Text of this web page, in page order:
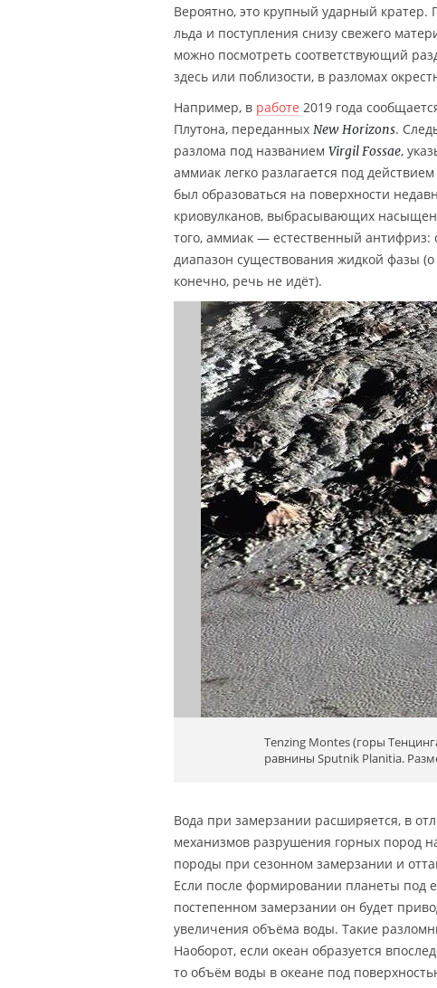
Вероятно, это крупный ударный кратер.
льда и поступления снизу свежего
можно посмотреть соответствующий
здесь или поблизости, в разломах
Например, в работе 2019 года
Плутона, переданных New Horizons.
разлома под названием Virgil Fossae,
аммиак легко разлагается под
был образоваться на поверхности
криовулканов, выбрасывающих
того, аммиак — естественный
диапазон существования жидкой фазы
конечно, речь не идёт).
Tenzing Montes (горы
равнины Sputnik Planitia.
Вода при замерзании расширяется, в
механизмов разрушения горных пород
породы при сезонном замерзании и
Если после формировании планеты под
постепенном замерзании он будет
увеличения объёма воды. Такие
Наоборот, если океан образуется
то объём воды в океане под